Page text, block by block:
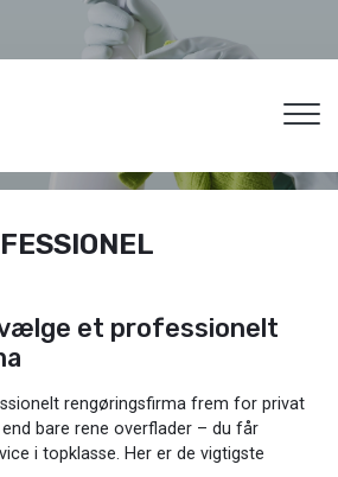
et professionelt
rengøringsfirma frem for privat
bare rene overflader – du får
i topklasse. Her er de vigtigste